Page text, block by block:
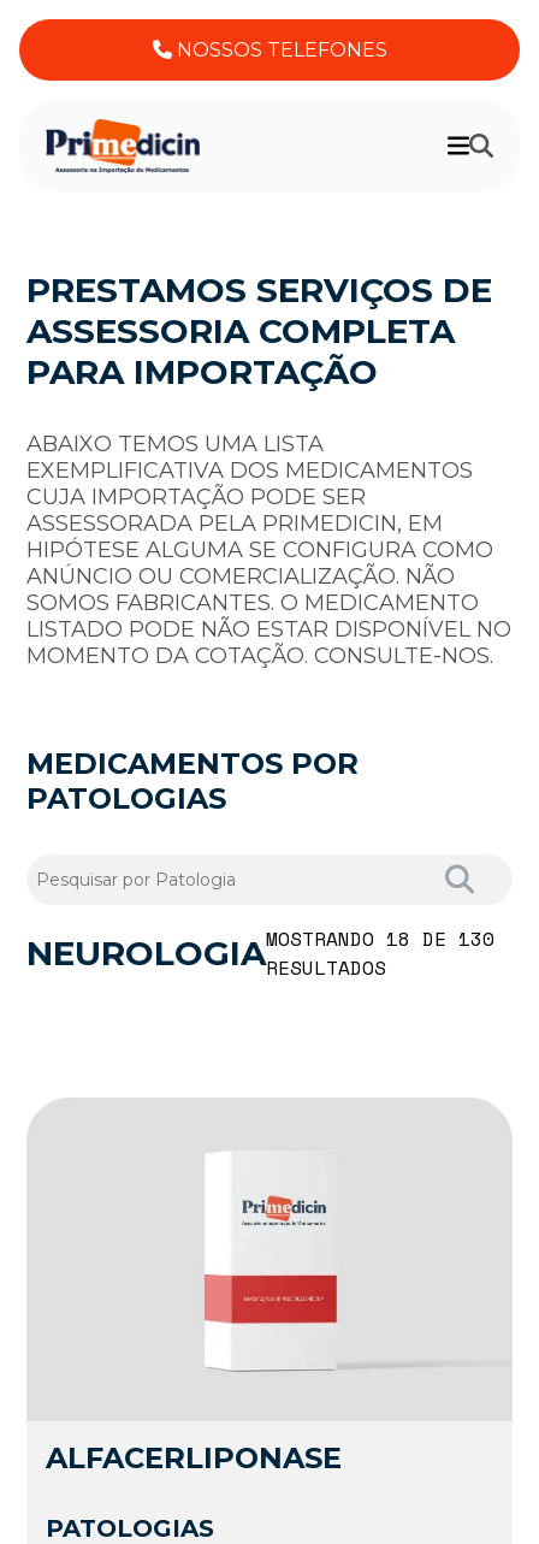
NOSSOS TELEFONES
PRESTAMOS SERVIÇOS DE
ASSESSORIA COMPLETA
PARA IMPORTAÇÃO
ABAIXO TEMOS UMA LISTA
EXEMPLIFICATIVA DOS MEDICAMENTOS
CUJA IMPORTAÇÃO PODE SER
ASSESSORADA PELA PRIMEDICIN, EM
HIPÓTESE ALGUMA SE CONFIGURA COMO
ANÚNCIO OU COMERCIALIZAÇÃO. NÃO
SOMOS FABRICANTES. O MEDICAMENTO
LISTADO PODE NÃO ESTAR DISPONÍVEL NO
MOMENTO DA COTAÇÃO. CONSULTE-NOS.
MEDICAMENTOS POR
PATOLOGIAS
NEUROLOGIAMOSTRANDO 18 DE 130
RESULTADOS
ALFACERLIPONASE
PATOLOGIAS